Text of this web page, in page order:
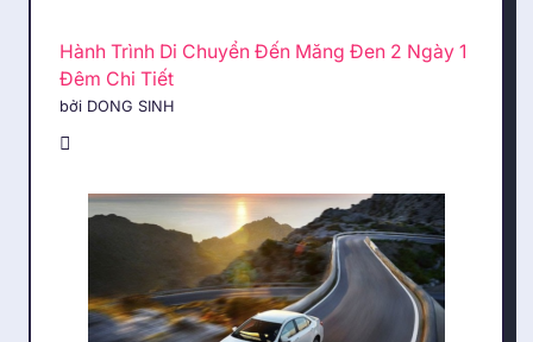
Hành Trình Di Chuyển Đến Măng Đen 2 Ngày 1
Đêm Chi Tiết
bởi DONG SINH